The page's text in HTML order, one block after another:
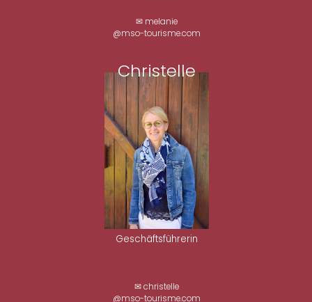
✉ melanie
@mso-tourisme.com
Christelle
Geschäftsführerin
✉ christelle
@mso-tourisme.com